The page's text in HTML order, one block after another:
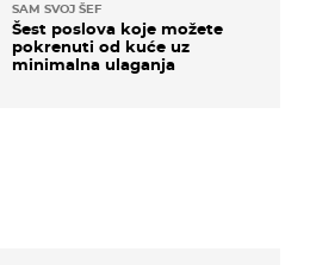
SAM SVOJ ŠEF
Šest poslova koje možete
pokrenuti od kuće uz
minimalna ulaganja